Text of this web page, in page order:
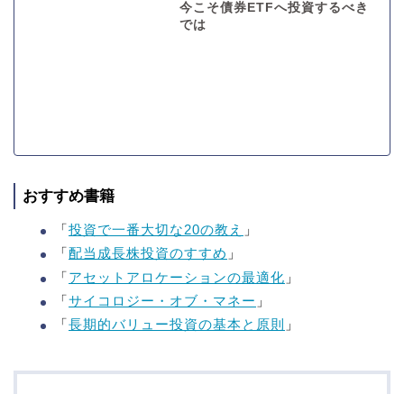
今こそ債券ETFへ投資するべき
では
おすすめ書籍
「投資で一番大切な20の教え
」
「配当成長株投資のすすめ 」
「アセットアロケーションの最適化 」
「サイコロジー・オブ・マネー 」
「長期的バリュー投資の基本と原則 」